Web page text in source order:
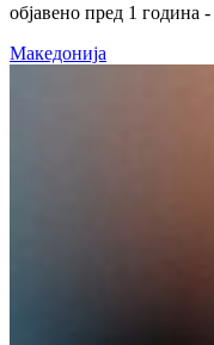
објавено пред 1 година -
Македонија